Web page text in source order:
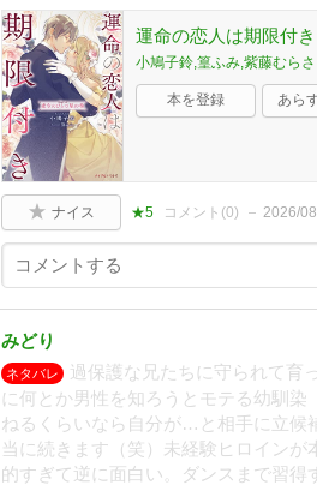
運命の恋人は期限付
小鳩子鈴,篁ふみ,紫藤むらさ
本を登録 あら
ナイス ★5 コメント(0) 2026/
みどり
ネタバレ
過保護な兄たちに守られて育
に何とか男性を知ろうとモテる幼馴
ねるくらいなら自分が…と相手に立候
当に続きます（笑）未経験ヒロイン
的すぎて逆に面白い。ダンスまで習